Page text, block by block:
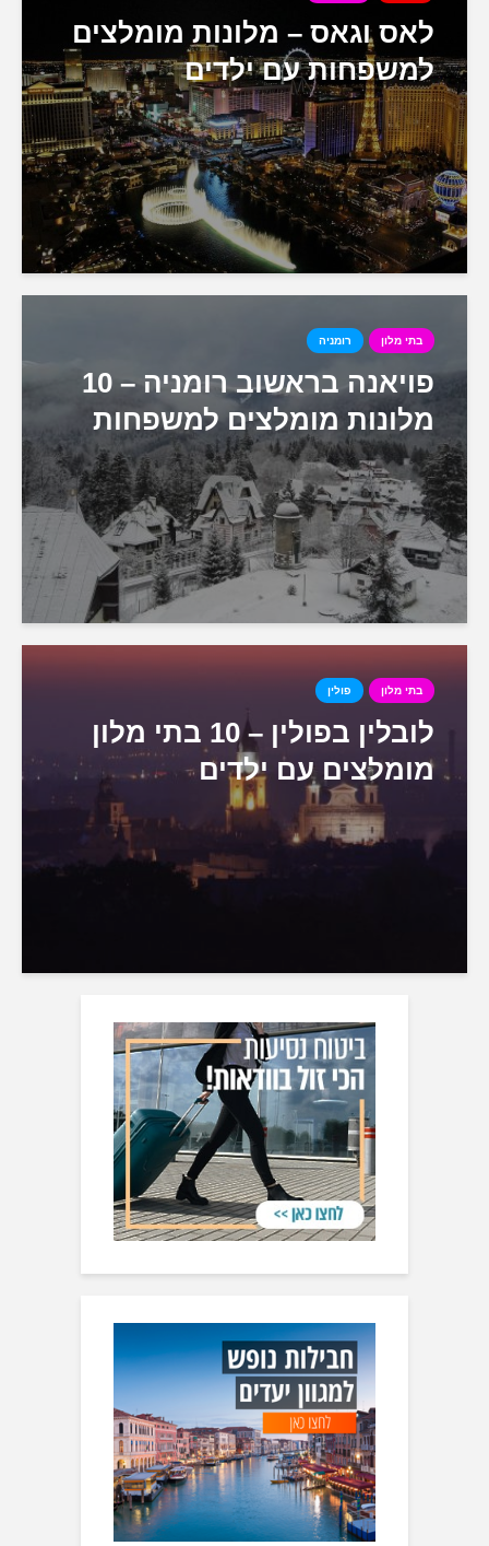
לאס וגאס – מלונות מומלצים
למשפחות עם ילדים
בתי מלון רומניה
פויאנה בראשוב רומניה – 10
מלונות מומלצים למשפחות
בתי מלון פולין
לובלין בפולין – 10 בתי מלון
מומלצים עם ילדים